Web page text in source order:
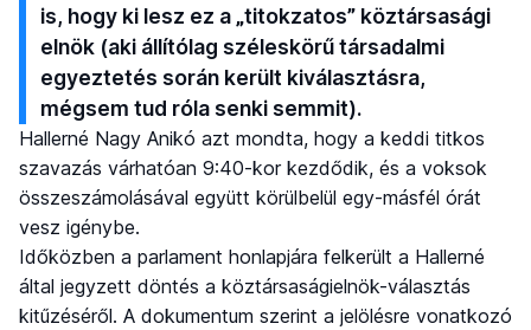
is, hogy ki lesz ez a „titokzatos” köztársasági
elnök (aki állítólag széleskörű társadalmi
egyeztetés során került kiválasztásra,
mégsem tud róla senki semmit).
Hallerné Nagy Anikó azt mondta, hogy a keddi titkos
szavazás várhatóan 9:40-kor kezdődik, és a voksok
összeszámolásával együtt körülbelül egy-másfél órát
vesz igénybe.
Időközben a parlament honlapjára felkerült a Hallerné
által jegyzett döntés a köztársaságielnök-választás
kitűzéséről. A dokumentum szerint a jelölésre vonatkozó